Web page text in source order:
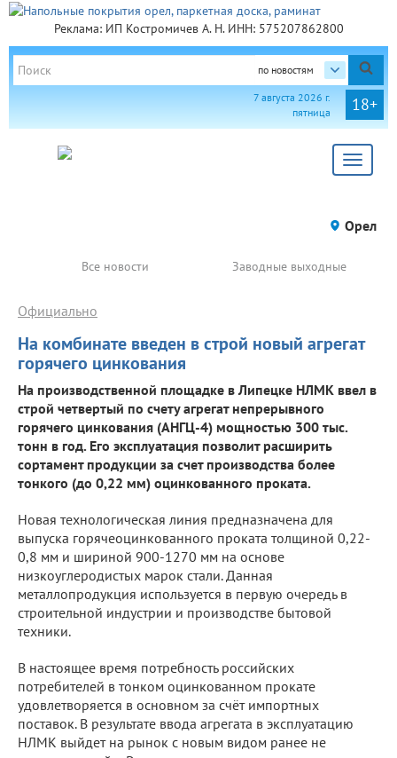
Реклама: ИП Костромичев А. Н. ИНН: 575207862800
по новостям
18+
7 августа 2026 г.
пятница
Toggle
Орел
Все новости Заводные выходные
На комбинате введен в строй новый агрегат
горячего цинкования
Официально
На производственной площадке в Липецке НЛМК ввел в
строй четвертый по счету агрегат непрерывного
горячего цинкования (АНГЦ-4) мощностью 300 тыс.
тонн в год. Его эксплуатация позволит расширить
сортамент продукции за счет производства более
тонкого (до 0,22 мм) оцинкованного проката.
Новая технологическая линия предназначена для
выпуска горячеоцинкованного проката толщиной 0,22-
0,8 мм и шириной 900-1270 мм на основе
низкоуглеродистых марок стали. Данная
металлопродукция используется в первую очередь в
строительной индустрии и производстве бытовой
техники.
В настоящее время потребность российских
потребителей в тонком оцинкованном прокате
удовлетворяется в основном за счёт импортных
поставок. В результате ввода агрегата в эксплуатацию
НЛМК выйдет на рынок с новым видом ранее не